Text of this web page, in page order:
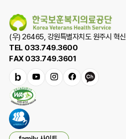
(우) 26465, 강원특별자치도 원주시 혁
TEL 033.749.3600
FAX 033.749.3601
밴
드
유
튜
브
인
페
카
패